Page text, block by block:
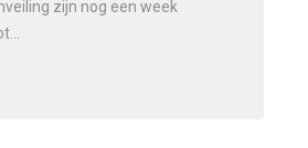
zijn nog een week